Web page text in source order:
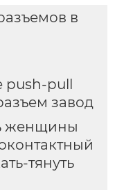
в
push-pull
завод
женщины
тянуть